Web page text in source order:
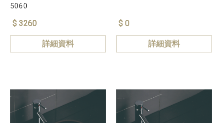
5060
$ 3260
詳細資料
$ 0
詳細資料